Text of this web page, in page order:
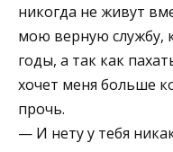
никогда не живут
мою верную службу,
годы, а так как
хочет меня больше
прочь.
— И нету у тебя